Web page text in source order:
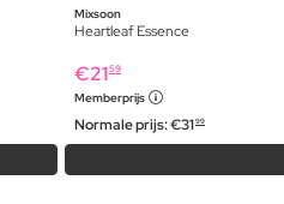
Mixsoon
Heartleaf Essence
€2159
Memberprijs
Normale prijs:€3199